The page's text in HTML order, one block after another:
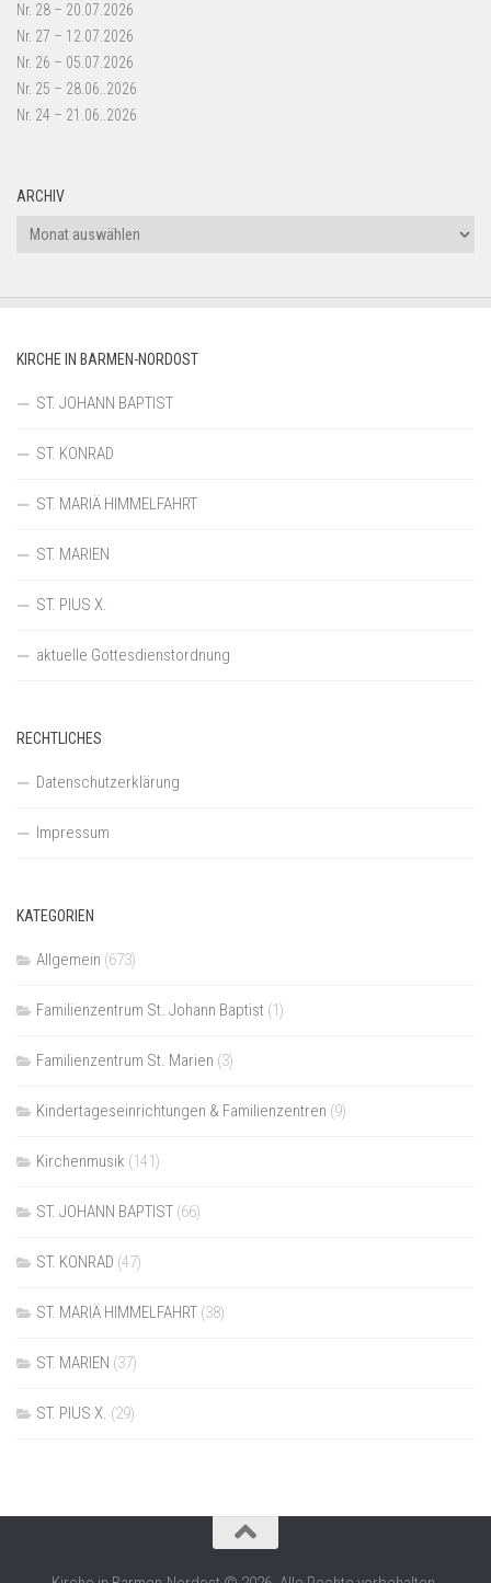
Nr. 28 – 20.07.2026
Nr. 27 – 12.07.2026
Nr. 26 – 05.07.2026
Nr. 25 – 28.06..2026
Nr. 24 – 21.06..2026
ARCHIV
Archiv
KIRCHE IN BARMEN-NORDOST
ST. JOHANN BAPTIST
ST. KONRAD
ST. MARIÄ HIMMELFAHRT
ST. MARIEN
ST. PIUS X.
aktuelle Gottesdienstordnung
RECHTLICHES
Datenschutzerklärung
Impressum
KATEGORIEN
Allgemein (673)
Familienzentrum St. Johann Baptist (1)
Familienzentrum St. Marien (3)
Kindertageseinrichtungen & Familienzentren (9)
Kirchenmusik (141)
ST. JOHANN BAPTIST (66)
ST. KONRAD (47)
ST. MARIÄ HIMMELFAHRT (38)
ST. MARIEN (37)
ST. PIUS X. (29)